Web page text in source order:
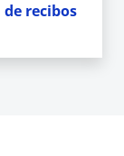
recibos